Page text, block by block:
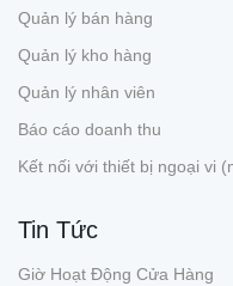
Quản lý bán hàng
Quản lý kho hàng
Quản lý nhân viên
Báo cáo doanh thu
Kết nối với thiết bị ngoại vi
Tin Tức
Giờ Hoạt Động Cửa Hàng